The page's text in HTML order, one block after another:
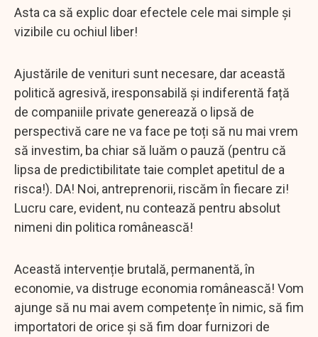
Asta ca să explic doar efectele cele mai simple și
vizibile cu ochiul liber!
Ajustările de venituri sunt necesare, dar această
politică agresivă, iresponsabilă și indiferentă față
de companiile private generează o lipsă de
perspectivă care ne va face pe toți să nu mai vrem
să investim, ba chiar să luăm o pauză (pentru că
lipsa de predictibilitate taie complet apetitul de a
risca!). DA! Noi, antreprenorii, riscăm în fiecare zi!
Lucru care, evident, nu contează pentru absolut
nimeni din politica românească!
Această intervenție brutală, permanentă, în
economie, va distruge economia românească! Vom
ajunge să nu mai avem competențe în nimic, să fim
importatori de orice și să fim doar furnizori de